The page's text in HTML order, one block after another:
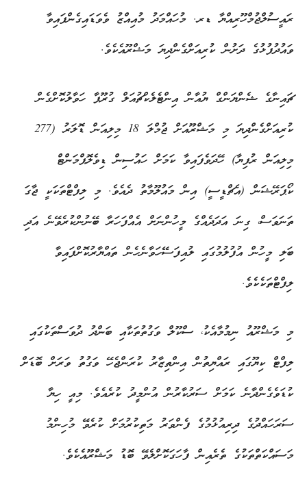
ރައީސުލްޖުމްހޫރިއްޔާ ޑރ. މުހައްމަދު މުއިއްޒު ވެވަޑައިގެންފައިވާ
ވައުދުފުޅުގެ ދަށުން ކުރިއަށްގެންދިޔަ މަޝްރޫއެކެވެ.
ޗައިނާގެ ޝެންޔަންގް ޔުއާން އިންޓެލެކްޗުއަލް ގުރޫޕާ ހަވާލުކޮށްގެން
ކުރިއަށްގެންދިޔަ މި މަޝްރޫއަށް ޖުމްލަ 18 މިލިއަން ޑޮލަރު (277
މިލިއަން ރުފިޔާ) ހޭދަވެފައިވާ ކަމަށް ހައުސިން ޑިވެލޮޕްމަންޓް
ކޯޕަރޭޝަން (އެޗްޑީސީ) އިން މައުލޫމާތު ދެއެވެ. މި ލިފްޓްތަކަކީ ޖާގަ
ތަނަވަސް، ގިނަ އަދަދެއްގެ މީހުންނަށް އެއްފަހަރާ ބޭނުންކުރެވޭނެ އަދި
ބަލި މީހުން އުފުލުމުގައި ލުއިފަސޭހަވާނެހެން ތައްޔާރުކޮށްފައިވާ
ލިފްޓްތަކެކެވެ.
މި މަޝްރޫއު ނިމުމާއެކު، ސްކޫލް ވަގުތުތަކާއި ބަންދު ދުވަސްތަކުގައި
ލިފްޓް ކިޔޫގައި ރައްޔިތުން އިންތިޒާރު ކުރަންޖެހޭ ވަގުތު ވަރަށް ބޮޑަށް
ކުޑަވެގެންދާނެ ކަމަށް ސަރުކާރުން އުންމީދު ކުރެއެވެ. މިއީ ހިޔާ
ސަރަހައްދުގެ ދިރިއުޅުމުގެ ފެންވަރު މަތިކުރުމަށް ކުރެވޭ މުހިންމު
މަސައްކަތްތަކުގެ ތެރެއިން ފާހަގަކޮށްލެވޭ ބޮޑު މަޝްރޫއެކެވެ.